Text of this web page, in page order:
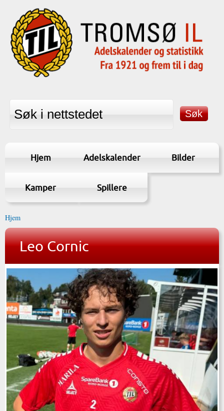
Hjem Adelskalender Bilder
Kamper Spillere
Hjem
Leo Cornic